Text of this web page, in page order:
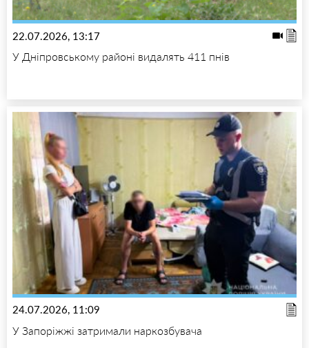
22.07.2026, 13:17
У Дніпровському районі видалять 411 пнів
24.07.2026, 11:09
У Запоріжжі затримали наркозбувача